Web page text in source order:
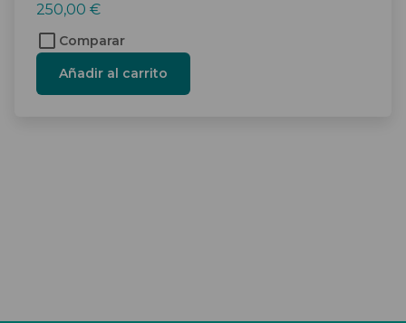
250,00 €
Comparar
Añadir al carrito